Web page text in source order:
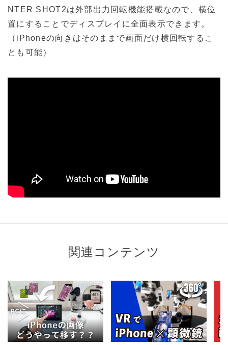
NTER SHOT2は外部出力回転機能搭載なので、横位
置にすることでディスプレイに全面表示できます。
（iPhoneの向きはそのままで画面だけ横回転するこ
とも可能）
関連コンテンツ